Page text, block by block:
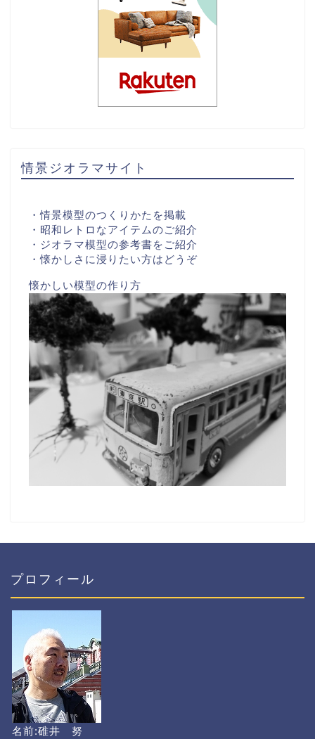
情景ジオラマサイト
・情景模型のつくりかたを掲載
・昭和レトロなアイテムのご紹介
・ジオラマ模型の参考書をご紹介
・懐かしさに浸りたい方はどうぞ
懐かしい模型の作り方
プロフィール
名前:碓井 努